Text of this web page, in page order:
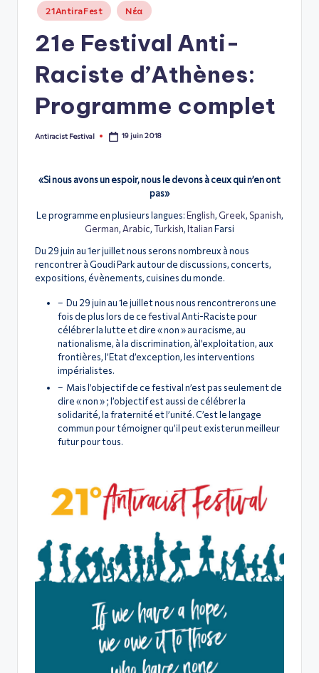
Φ
τι
Posted
in
21AntiraFest Νέα
21e Festival Anti-
Raciste d’Athènes:
Programme complet
Posted
Antiracist Festival 19 juin 2018
«Si nous avons un espoir, nous le devons à ceux qui n’en ont
pas»
Le programme en plusieurs langues:English, Greek, Spanish,
German,Arabic,Turkish,ItalianFarsi
Du 29 juin au 1er juillet nous serons nombreux à nous
rencontrer à Goudi Park autour de discussions, concerts,
expositions, évènements, cuisines du monde.
– Du 29 juin au 1e juillet nous nous rencontrerons une
fois de plus lors de ce festival Anti-Raciste pour
célébrer la lutte et dire « non » au racisme, au
nationalisme, à la discrimination, àl’exploitation, aux
frontières, l’Etat d’exception, les interventions
impérialistes.
– Mais l’objectif de ce festival n’est pas seulement de
dire « non » ; l’objectif est aussi de célébrer la
solidarité, la fraternité et l’unité. C’est le langage
commun pour témoigner qu’il peut existerun meilleur
futur pour tous.